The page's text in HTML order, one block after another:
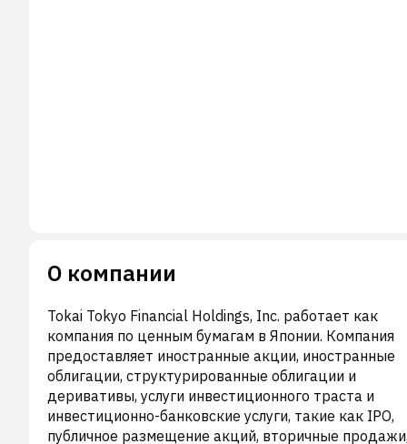
О компании
Tokai Tokyo Financial Holdings, Inc. работает как
компания по ценным бумагам в Японии. Компания
предоставляет иностранные акции, иностранные
облигации, структурированные облигации и
деривативы, услуги инвестиционного траста и
инвестиционно-банковские услуги, такие как IPO,
публичное размещение акций, вторичные продажи,